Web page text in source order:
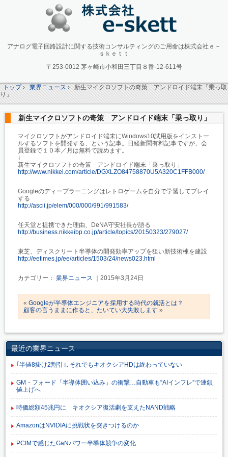
アナログ電子回路設計に関する技術コンサルティングのご用命は株式会社ｅ－
ｓｋｅｔｔ
〒253-0012 茅ヶ崎市小和田三丁目８番-12-611号
トップ› 業界ニュース› 新生マイクロソフトの奇策 アンドロイド端末「乗っ取
り」
新生マイクロソフトの奇策 アンドロイド端末「乗っ取り」
マイクロソフトがアンドロイド端末にWindows10試用版をインストー
ルするソフトを開発する、という記事。日経新聞有料記事ですが、会
員登録で１０本／月は無料で読めます。
↓
新生マイクロソフトの奇策 アンドロイド端末「乗っ取り」
http://www.nikkei.com/article/DGXLZO84758870U5A320C1FFB000/
Googleのディープラーニングはレトロゲームを自分で学習してプレイ
する
http://ascii.jp/elem/000/000/991/991583/
任天堂と提携できた理由、DeNA守安社長が語る
http://business.nikkeibp.co.jp/article/topics/20150323/279027/
東芝、ディスクリート半導体の開発効率アップを狙い新技術棟を建設
http://eetimes.jp/ee/articles/1503/24/news023.html
カテゴリー： 業界ニュース ｜2015年3月24日
« Googleが半導体エンジニアを採用する時代の就活とは？
顧客の言うままに作ると、たいてい大失敗します »
最近の業界ニュース
｢半値8掛け2割引｣､それでもキオクシアHDは終わっていない
GM・フォード「半導体囲い込み」の衝撃…自動車も“AIインフレ”で連鎖
値上げへ
時価総額45兆円に キオクシア復活劇を支えたNAND戦略
AmazonはNVIDIAに挑戦状を突きつけるのか
PCIMで感じたGaNパワー半導体競争の変化